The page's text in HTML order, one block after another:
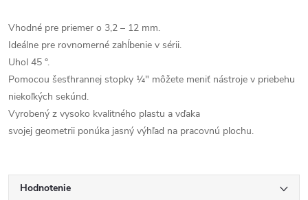
Vhodné pre priemer o 3,2 – 12 mm.
Ideálne pre rovnomerné zahĺbenie v sérii.
Uhol 45 °.
Pomocou šesťhrannej stopky ¼" môžete meniť nástroje v priebehu
niekoľkých sekúnd.
Vyrobený z vysoko kvalitného plastu a vďaka
svojej geometrii ponúka jasný výhľad na pracovnú plochu.
Hodnotenie